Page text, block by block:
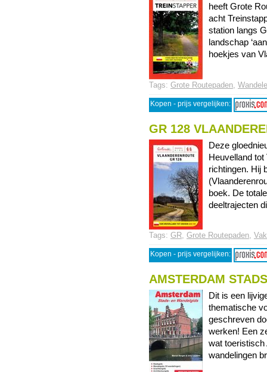
heeft Grote
acht
station langs
landschap
hoekjes van
Tags: Grote Routepaden,
Kopen - prijs vergelijken:
GR 128
Deze
Heuvelland
richtingen. Hij
boek. De
deeltrajecten
Tags: GR, Grote Routepaden,
Kopen - prijs vergelijken:
AMSTERDAM
Dit is een
thematische
geschreven
werken! Een
wat toeristisch
wandelingen